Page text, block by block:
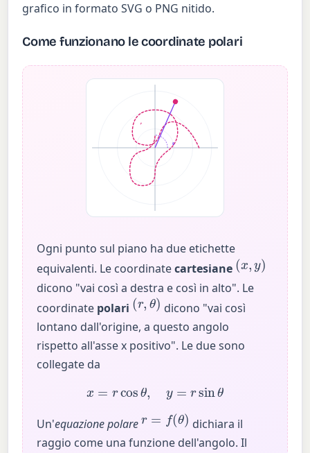
grafico in formato SVG o PNG nitido.
Come funzionano le coordinate polari
θ
r
Ogni punto sul piano ha due etichette
equivalenti. Le coordinatecartesiane
(x, y)
dicono "vai così a destra e così in alto". Le
coordinate polari
(r,θ)
dicono "vai così
lontano dall'origine, a questo angolo
rispetto all'asse x positivo". Le due sono
collegate da
x=rcosθ =rsinθ
Un'equazione polare
r= θ)
dichiara il
raggio come una funzione dell'angolo. Il